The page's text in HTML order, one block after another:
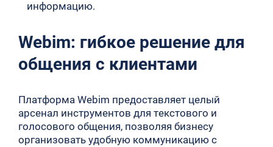
информацию.
Webim: гибкое решение для
общения с клиентами
Платформа Webim предоставляет целый
арсенал инструментов для текстового и
голосового общения, позволяя бизнесу
организовать удобную коммуникацию с